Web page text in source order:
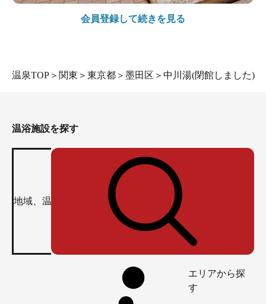
会員登録して続きを見る
温泉TOP ＞ 関東 ＞ 東京都 ＞ 墨田区 ＞ 中川湯(閉館しました)
温浴施設を探す
エリアから探
す